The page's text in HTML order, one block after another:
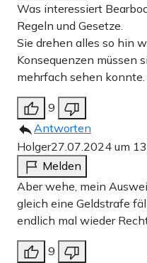
Was interessiert
Regeln und Gesetze.
Sie drehen alles so hin
Konsequenzen müssen
mehrfach sehen konnte.
9
Antworten
Holger27.07.2024 um
Melden
Aber wehe, mein
gleich eine Geldstrafe
endlich mal wieder
9